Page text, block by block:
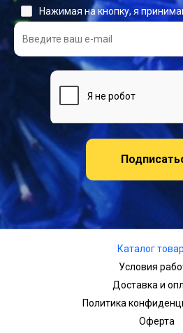
Нажимая на кнопку, я
Каталог
Условия
Доставка и
Политика
Оферта